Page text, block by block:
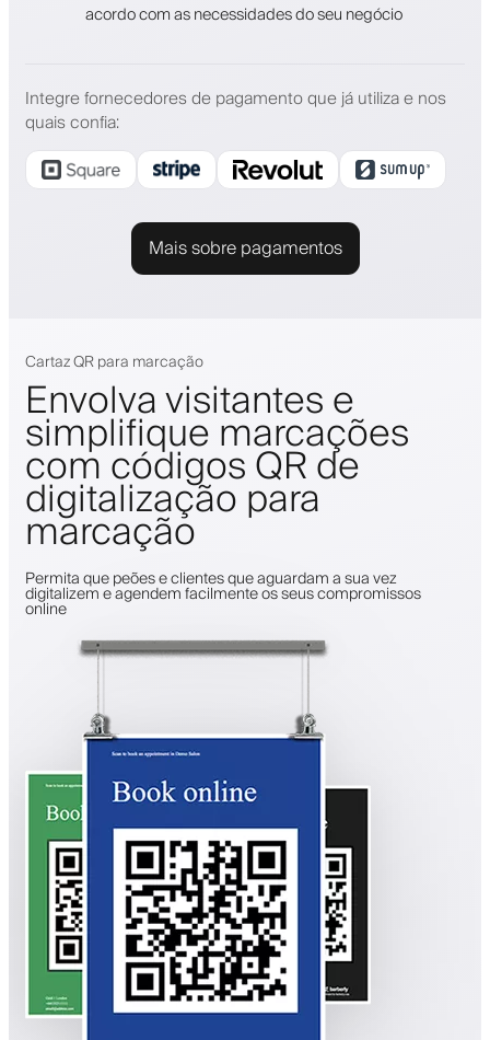
acordo com as necessidades do seu negócio
Integre fornecedores de pagamento que já utiliza e nos
quais confia:
Mais sobre pagamentos
Cartaz QR para marcação
Envolva visitantes e
simplifique marcações
com códigos QR de
digitalização para
marcação
Permita que peões e clientes que aguardam a sua vez
digitalizem e agendem facilmente os seus compromissos
online